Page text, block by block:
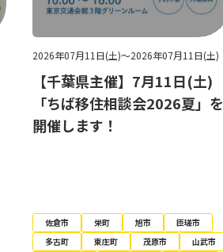
2026年07月11日(土)～2026年07月11日(土)
【千葉県主催】7月11日(土)
「ちば移住相談会2026夏」を
開催します！
佐倉市 栄町 旭市
匝瑳市
多古町
東庄町 茂原市
山武市